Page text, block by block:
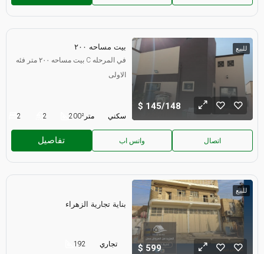
للبيع
145/148
بيت مساحه ٢٠٠
بيت مساحه ٢٠٠ متر فئه C في المرحله
الاولى
2 2 200 متر² سكني
تفاصيل واتس اب اتصال
للبيع
599
بناية تجارية الزهراء
192 تجاري